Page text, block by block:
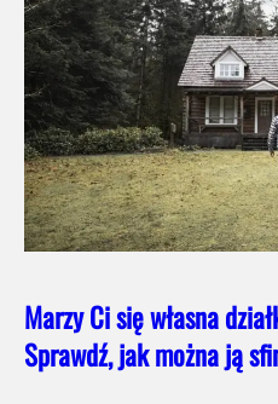
Marzy Ci się własna
Sprawdź, jak można ją